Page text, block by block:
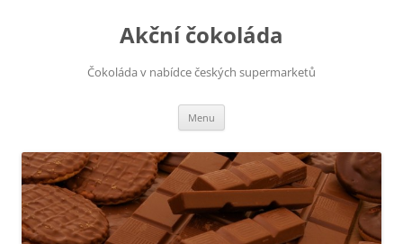
Akční čokoláda
Čokoláda v nabídce českých supermarketů
Menu